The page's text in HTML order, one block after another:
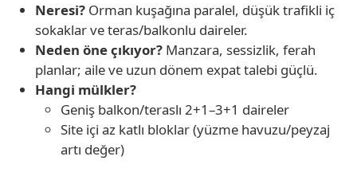
Neresi? Orman kuşağına paralel, düşük trafikli iç
sokaklar ve teras/balkonlu daireler.
Neden öne çıkıyor? Manzara, sessizlik, ferah
planlar; aile ve uzun dönem expat talebi güçlü.
Hangi mülkler?
Geniş balkon/teraslı 2+1–3+1 daireler
Site içi az katlı bloklar (yüzme havuzu/peyzaj
artı değer)